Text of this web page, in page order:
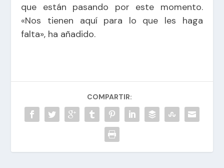
que están pasando por este momento.
«Nos tienen aquí para lo que les haga
falta», ha añadido.
COMPARTIR: